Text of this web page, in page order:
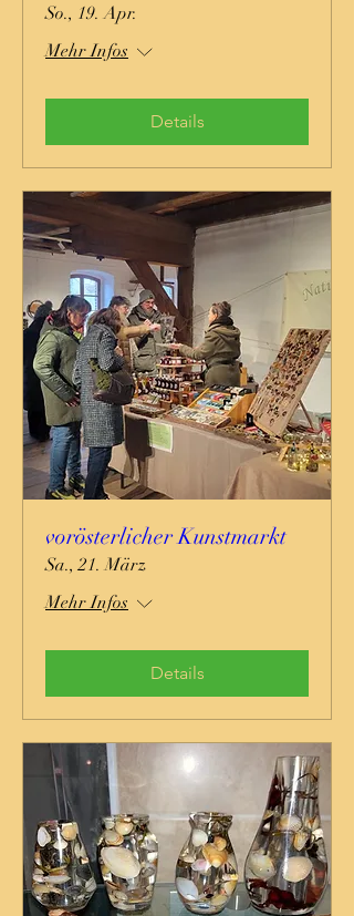
So., 19. Apr.
Mehr Infos
Details
vorösterlicher Kunstmarkt
Sa., 21. März
Mehr Infos
Details